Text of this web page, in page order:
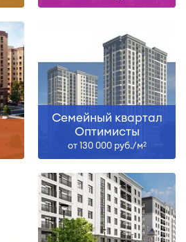
Семейный квартал
Оптимисты
от 130 000 руб./м2